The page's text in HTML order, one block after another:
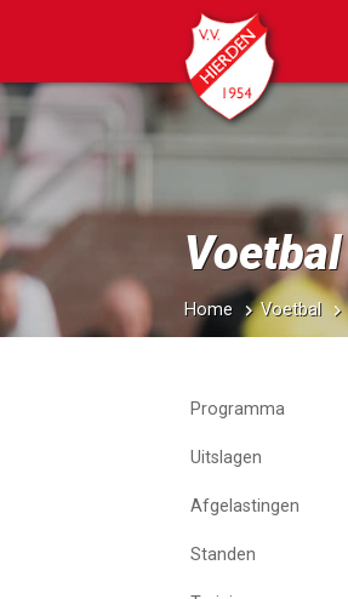
Voetbal
Home Voetbal
Programma
Uitslagen
Afgelastingen
Standen